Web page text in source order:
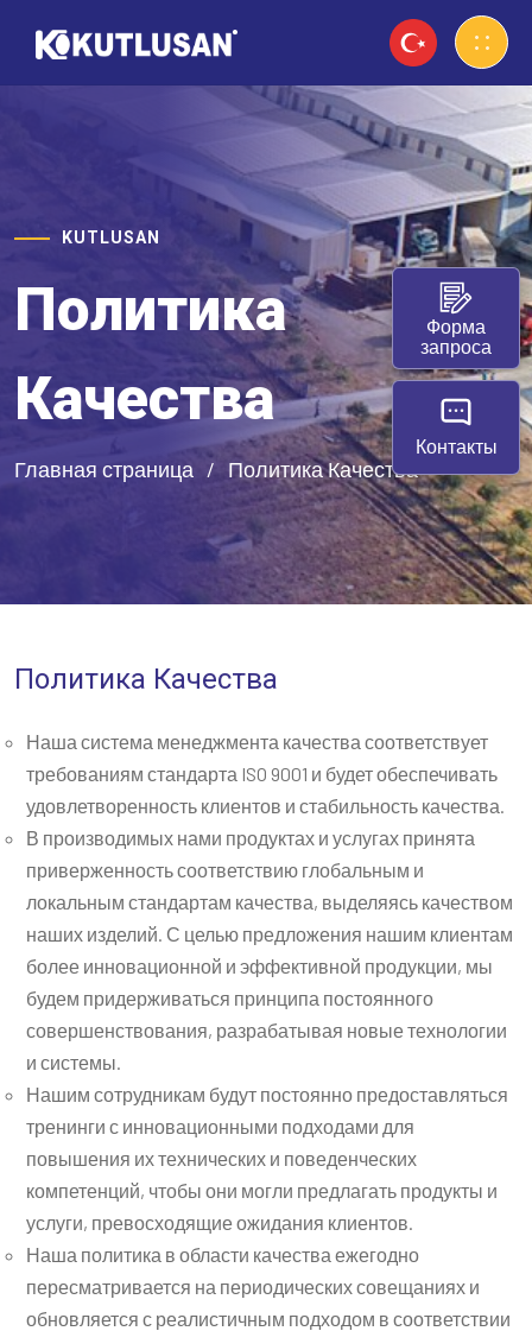
KUTLUSAN
Политика
Качества
Главная страница Политика Качества
Политика Качества
Наша система менеджмента качества соответствует
требованиям стандарта ISO 9001 и будет обеспечивать
удовлетворенность клиентов и стабильность качества.
В производимых нами продуктах и услугах принята
приверженность соответствию глобальным и
локальным стандартам качества, выделяясь качеством
наших изделий. С целью предложения нашим клиентам
более инновационной и эффективной продукции, мы
будем придерживаться принципа постоянного
совершенствования, разрабатывая новые технологии
и системы.
Нашим сотрудникам будут постоянно предоставляться
тренинги с инновационными подходами для
повышения их технических и поведенческих
компетенций, чтобы они могли предлагать продукты и
услуги, превосходящие ожидания клиентов.
Наша политика в области качества ежегодно
пересматривается на периодических совещаниях и
обновляется с реалистичным подходом в соответствии
Форма
запроса
Контакты